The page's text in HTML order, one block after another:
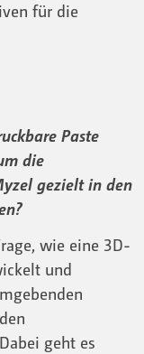
für die
Paste
die
gezielt in den
wie eine 3D-
und
geht es